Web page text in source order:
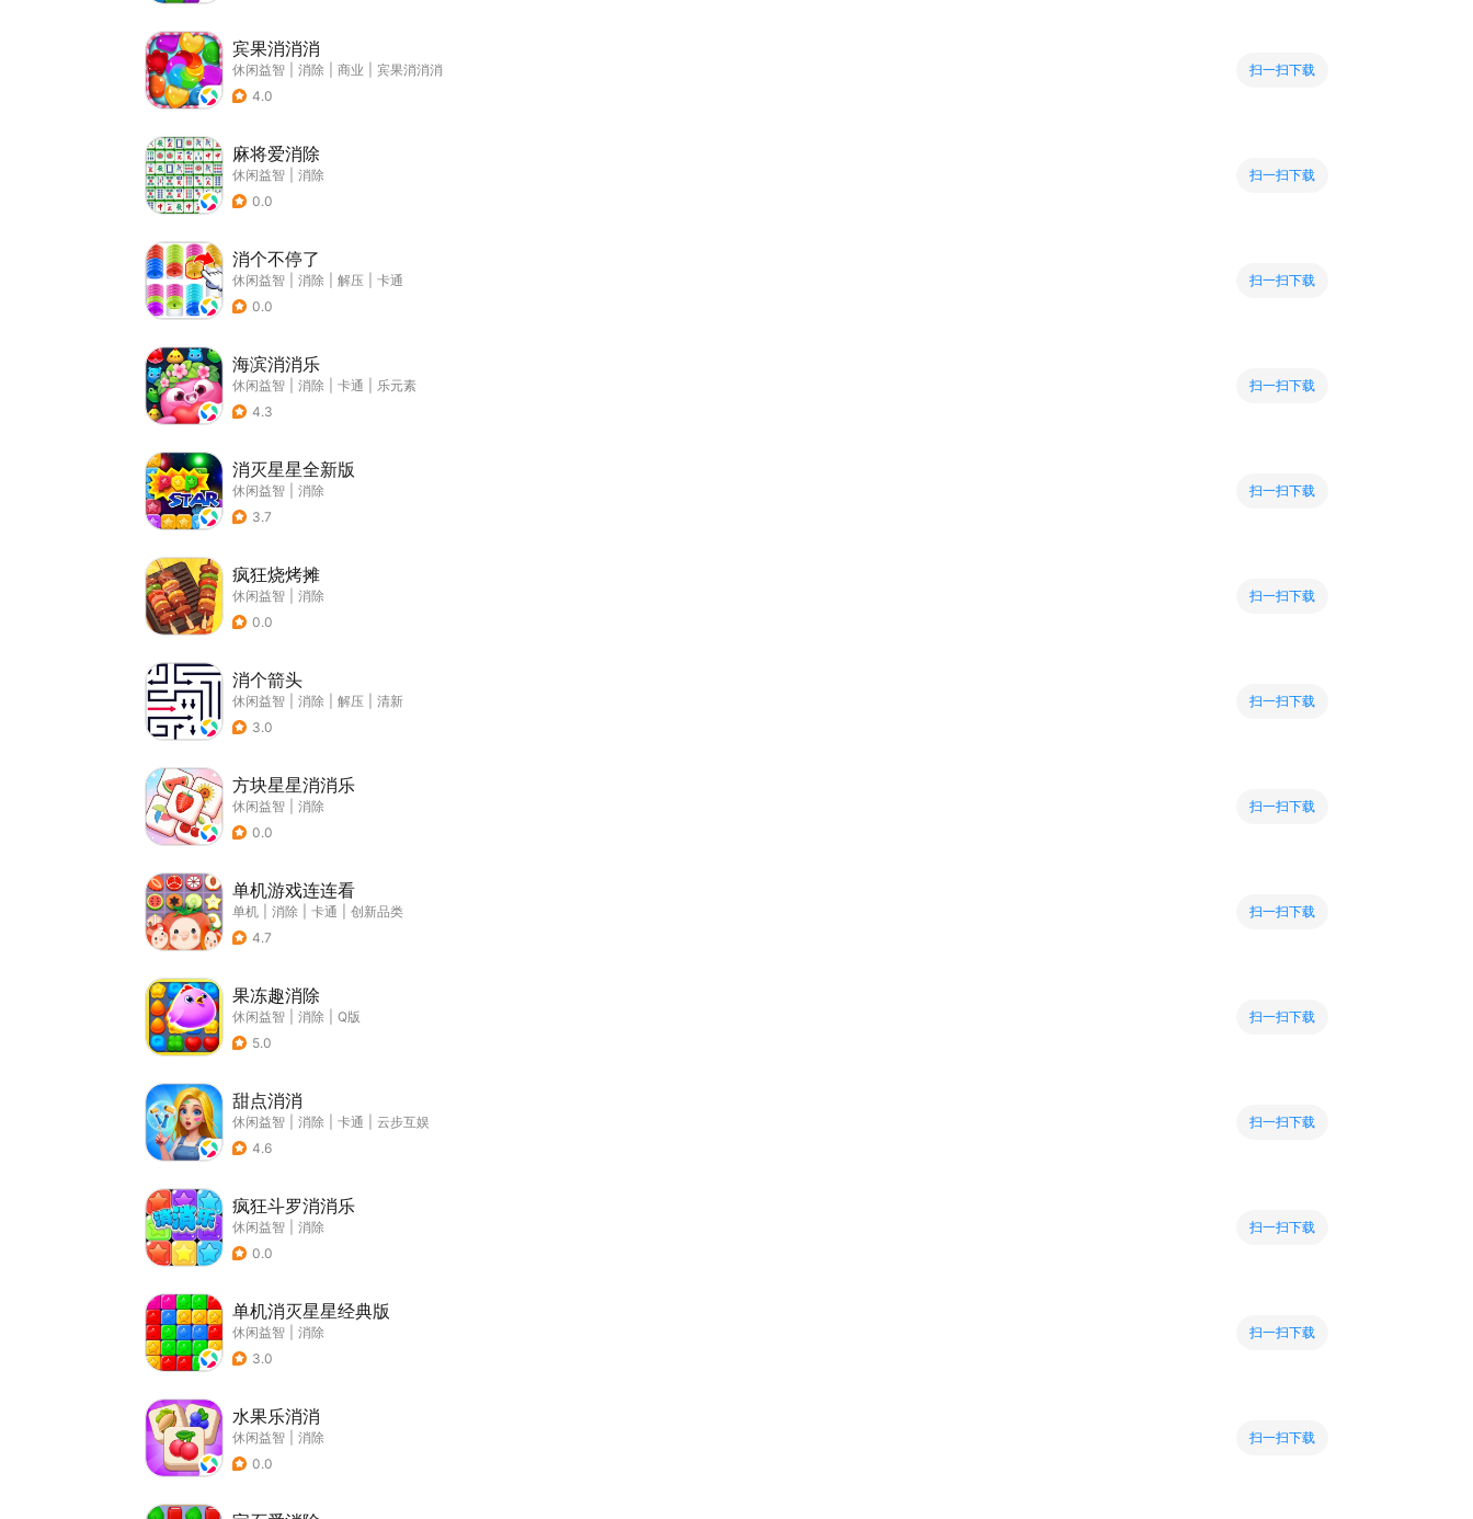
宾果消消消
休闲益智 消除 商业
宾果消消消
4.0
扫一扫下载
麻将爱消除
休闲益智
消除
0.0
扫一扫下载
消个不停了
休闲益智 消除 解压
卡通
0.0
扫一扫下载
海滨消消乐
休闲益智 消除 卡通
乐元素
4.3
扫一扫下载
消灭星星全新版
休闲益智
消除
3.7
扫一扫下载
疯狂烧烤摊
休闲益智
消除
0.0
扫一扫下载
消个箭头
休闲益智 消除 解压
清新
3.0
扫一扫下载
方块星星消消乐
休闲益智
消除
0.0
扫一扫下载
单机游戏连连看
单机 消除 卡通
创新品类
4.7
扫一扫下载
果冻趣消除
休闲益智 消除
Q版
5.0
扫一扫下载
甜点消消
休闲益智 消除 卡通
云步互娱
4.6
扫一扫下载
疯狂斗罗消消乐
休闲益智
消除
0.0
扫一扫下载
单机消灭星星经典版
休闲益智
消除
3.0
扫一扫下载
水果乐消消
休闲益智
消除
0.0
扫一扫下载